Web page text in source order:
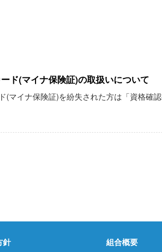
ド(マイナ保険証)の取扱いについて
(マイナ保険証)を紛失された方は「資格確
針 組合概要